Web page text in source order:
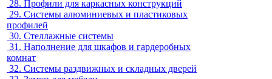
28. Профили для каркасных конструкций
29. Системы алюминиевых и пластиковых
профилей
30. Стеллажные системы
31. Наполнение для шкафов и гардеробных
комнат
32. Системы раздвижных и складных дверей